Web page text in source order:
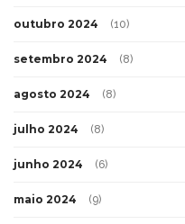
outubro 2024 (10)
setembro 2024 (8)
agosto 2024 (8)
julho 2024 (8)
junho 2024 (6)
maio 2024 (9)